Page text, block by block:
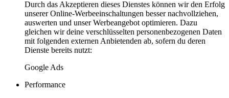
Durch das Akzeptieren dieses Dienstes können wir den Erfolg
unserer Online-Werbeeinschaltungen besser nachvollziehen,
auswerten und unser Werbeangebot optimieren. Dazu
gleichen wir deine verschlüsselten personenbezogenen Daten
mit folgenden externen Anbietenden ab, sofern du deren
Dienste bereits nutzt:
Google Ads
Performance